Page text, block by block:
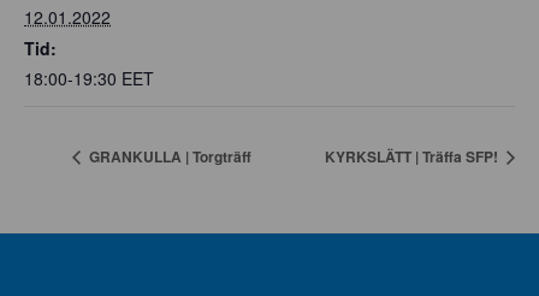
12.01.2022
Tid:
18:00-19:30 EET
GRANKULLA | Torgträff KYRKSLÄTT | Träffa SFP!